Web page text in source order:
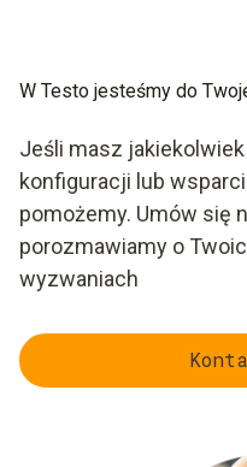
W Testo jesteśmy do
Jeśli masz
konfiguracji lub
pomożemy. Umów się
porozmawiamy o
wyzwaniach